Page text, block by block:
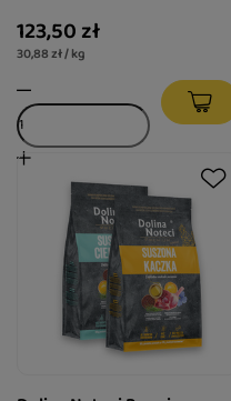
123,50 zł
30,88 zł / kg